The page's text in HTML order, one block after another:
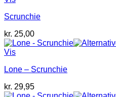
Scrunchie
kr. 25,00
Vis
Lone – Scrunchie
kr. 29,95